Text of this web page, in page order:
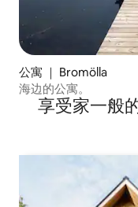
公寓 ｜ Bromölla
海边的公寓。
享受家一般